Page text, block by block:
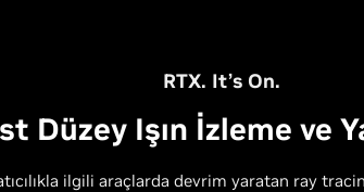
RTX. It’s On.
Düzey Işın İzleme ve
ilgili araçlarda devrim yaratan ray